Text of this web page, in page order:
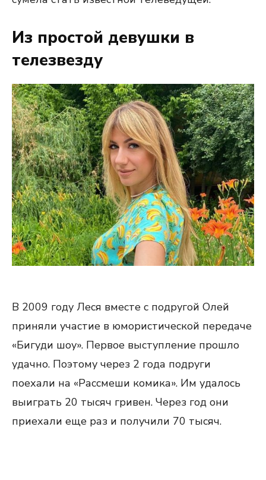
Из простой девушки в
телезвезду
В 2009 году Леся вместе с подругой Олей
приняли участие в юмористической передаче
«Бигуди шоу». Первое выступление прошло
удачно. Поэтому через 2 года подруги
поехали на «Рассмеши комика». Им удалось
выиграть 20 тысяч гривен. Через год они
приехали еще раз и получили 70 тысяч.